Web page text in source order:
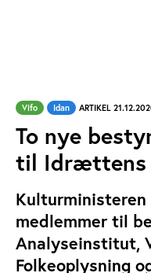
Vifo Idan ARTIKEL
To nye
til Idrættens
medlemmer til
Analyseinstitut,
Folkeoplysning